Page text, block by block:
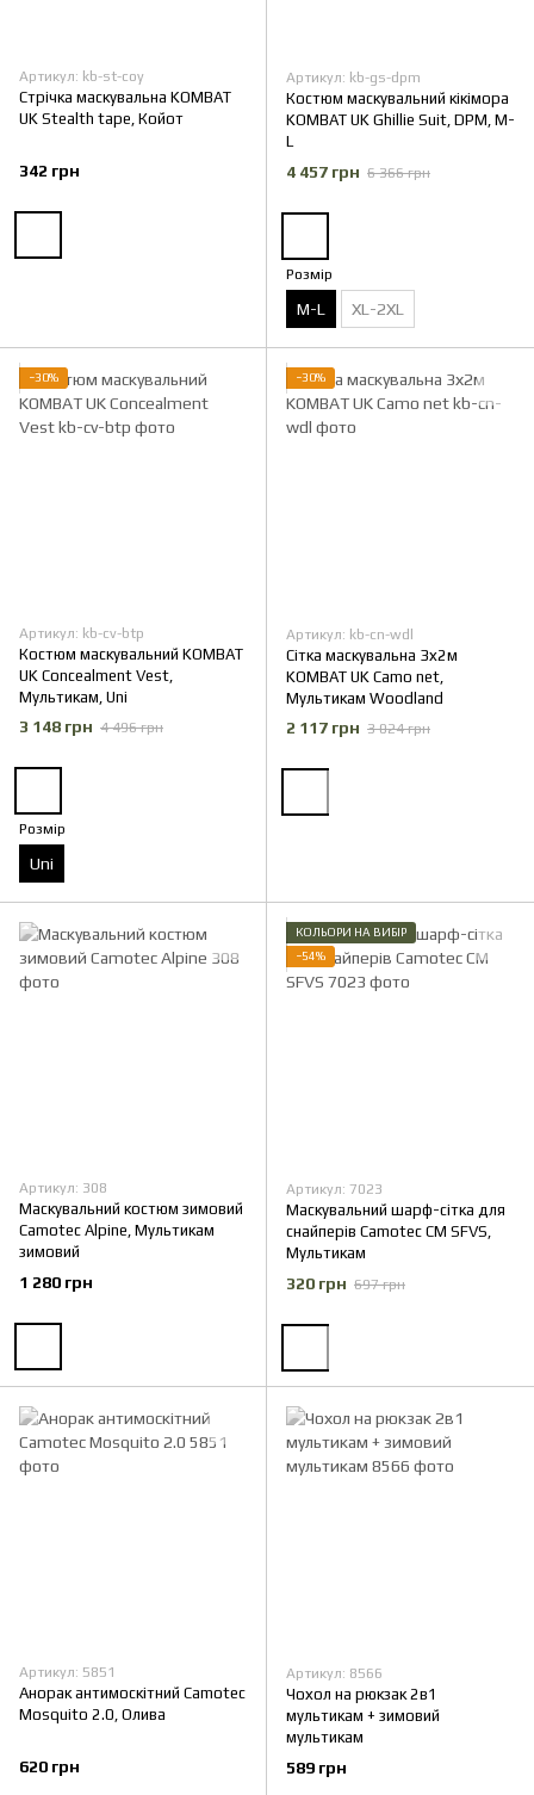
Артикул: kb-st-coy
Стрічка маскувальна KOMBAT
UK Stealth tape, Койот
342 грн
Артикул: kb-gs-dpm
Костюм маскувальний кікімора
KOMBAT UK Ghillie Suit, DPM, M-
L
4 457 грн 6 366 грн
Розмір
M-L XL-2XL
−30%
Артикул: kb-cv-btp
Костюм маскувальний KOMBAT
UK Concealment Vest,
Мультикам, Uni
3 148 грн 4 496 грн
Розмір
Uni
−30%
Артикул: kb-cn-wdl
Сітка маскувальна 3х2м
KOMBAT UK Camo net,
Мультикам Woodland
2 117 грн 3 024 грн
Артикул: 308
Маскувальний костюм зимовий
Camotec Alpine, Мультикам
зимовий
1 280 грн
КОЛЬОРИ НА ВИБІР
−54%
Артикул: 7023
Маскувальний шарф-сітка для
снайперів Camotec CM SFVS,
Мультикам
320 грн 697 грн
Артикул: 5851
Анорак антимоскітний Camotec
Mosquito 2.0, Олива
620 грн
Артикул: 8566
Чохол на рюкзак 2в1
мультикам + зимовий
мультикам
589 грн